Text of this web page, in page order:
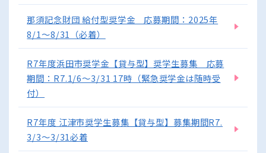
那須記念財団 給付型奨学金 応募期間：2025年
8/1～8/31（必着）
R7年度浜田市奨学金【貸与型】奨学生募集 応募
期間：R7.1/6～3/31 17時（緊急奨学金は随時受
付）
R7年度 江津市奨学生募集【貸与型】募集期間R7.
3/3～3/31必着